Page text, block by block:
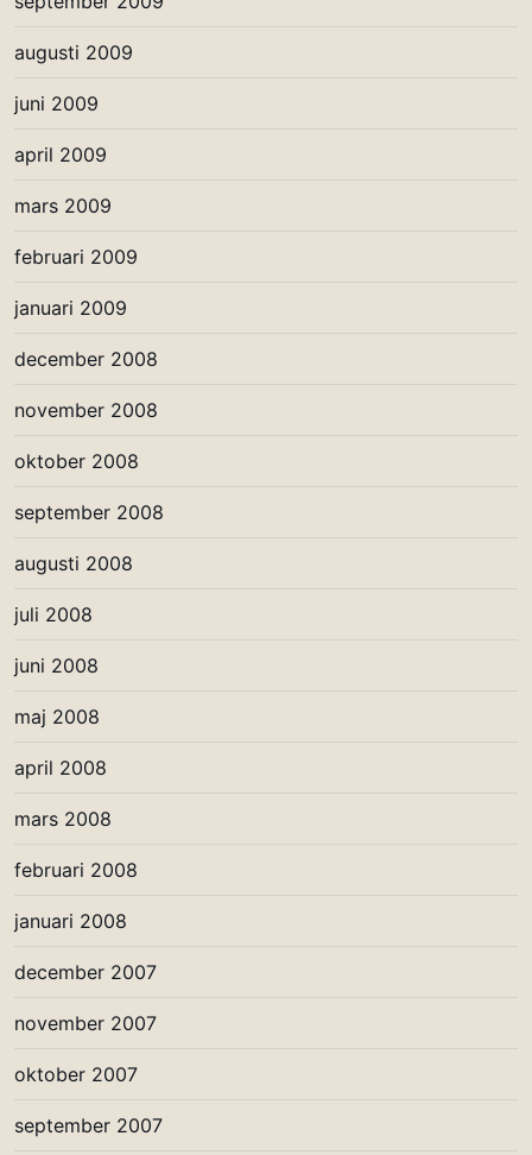
augusti 2009
juni 2009
april 2009
mars 2009
februari 2009
januari 2009
december 2008
november 2008
oktober 2008
september 2008
augusti 2008
juli 2008
juni 2008
maj 2008
april 2008
mars 2008
februari 2008
januari 2008
december 2007
november 2007
oktober 2007
september 2007